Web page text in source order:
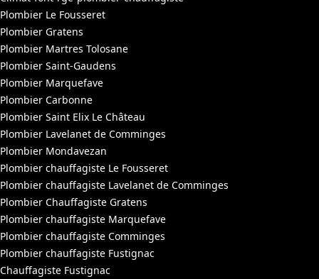
Plombier Le Fousseret
Plombier Gratens
Plombier Martres Tolosane
Plombier Saint-Gaudens
Plombier Marquefave
Plombier Carbonne
Plombier Saint Elix Le Château
Plombier Lavelanet de Comminges
Plombier Mondavezan
Plombier chauffagiste Le Fousseret
Plombier chauffagiste Lavelanet de Comminges
Plombier Chauffagiste Gratens
Plombier chauffagiste Marquefave
Plombier chauffagiste Comminges
Plombier chauffagiste Fustignac
Chauffagiste Fustignac